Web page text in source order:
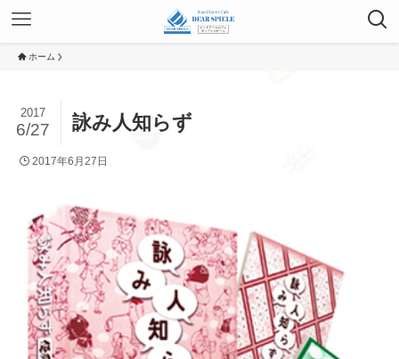
ホーム
詠み人知らず
2017
6/27
2017年6月27日